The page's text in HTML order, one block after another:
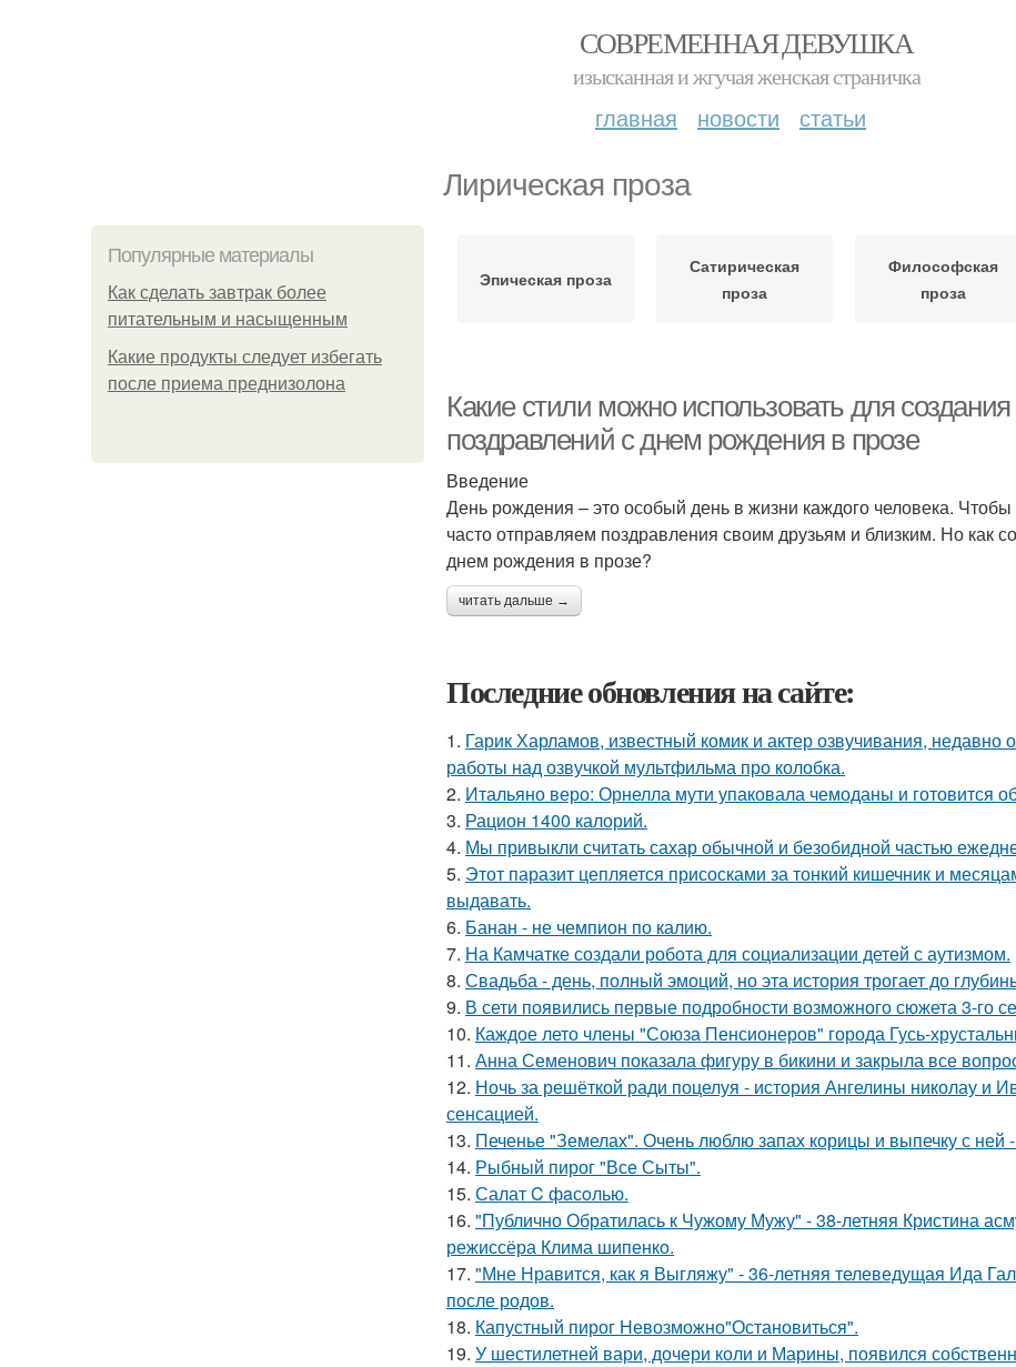
СОВРЕМЕННАЯ ДЕВУШКА
изысканная и жгучая женская страничка
главная новости статьи
Лирическая проза
Популярные материалы
Как сделать завтрак более
питательным и насыщенным
Какие продукты следует избегать
после приема преднизолона
Эпическая проза
Сатирическая
проза
Философская
проза
Какие стили можно использовать для создания
поздравлений с днем рождения в прозе
Введение
День рождения – это особый день в жизни каждого человека.
часто отправляем поздравления своим друзьям и близким. Но как
днем рождения в прозе?
читать дальше →
Последние обновления на сайте:
1. Гарик Харламов, известный комик и актер озвучивания, недавно
работы над озвучкой мультфильма про колобка.
2. Итальяно веро: Орнелла мути упаковала чемоданы и готовится
3. Рацион 1400 калорий.
4. Мы привыкли считать сахар обычной и безобидной частью
5. Этот паразит цепляется присосками за тонкий кишечник и
выдавать.
6. Банан - не чемпион по калию.
7. На Камчатке создали робота для социализации детей с аутизмом.
8. Свадьба - день, полный эмоций, но эта история трогает до
9. В сети появились первые подробности возможного сюжета 3-го
10. Каждое лето члены "Союза Пенсионеров" города Гусь-
11. Анна Семенович показала фигуру в бикини и закрыла все
12. Ночь за решёткой ради поцелуя - история Ангелины николау и
сенсацией.
13. Печенье "Земелах". Очень люблю запах корицы и выпечку с ней
14. Рыбный пирог "Все Сыты".
15. Салат C фaсoлью.
16. "Публично Обратилась к Чужому Мужу" - 38-летняя Кристина
режиссёра Клима шипенко.
17. "Мне Нравится, как я Выгляжу" - 36-летняя телеведущая Ида
после родов.
18. Капустный пирог Невозможно"Остановиться".
19. У шестилетней вари, дочери коли и Марины, появился